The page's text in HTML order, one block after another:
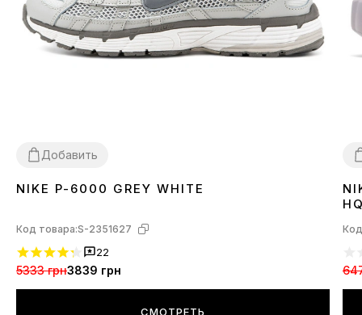
Добавить
3637 38 3940 41 4243
NIKE P-6000 GREY WHITE
Код товара:S-2351627
22
5333 грн3839 грн
СМОТРЕТЬ